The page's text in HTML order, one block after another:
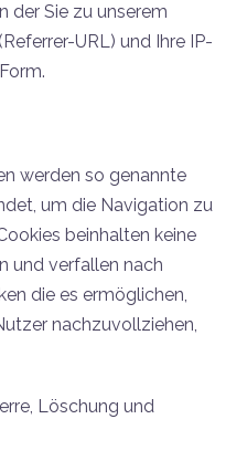
der Sie zu unserem
URL) und Ihre IP-
werden so genannte
um die Navigation zu
beinhalten keine
und verfallen nach
die es ermöglichen,
nachzuvollziehen,
Löschung und